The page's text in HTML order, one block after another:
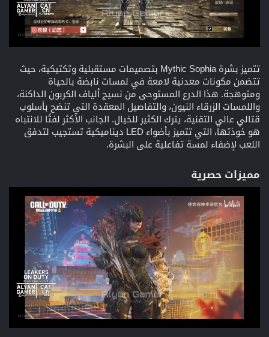
تتميز بشرة Mythic Sophia بتصميمات مستقبلية وتكتيكية، حيث
تتضمن مكونات معدنية لامعة في لمسات نابضة بالحياة
ومتوهجة. هذا الدرع المستوحى من نسيج ألياف الكربون الداكنة،
واللمسات الزرقاء النيون، والتفاصيل المعقدة التي تنضح بأسلوب
قتالي عالي التقنية، يترك الكثير للخيال. الجانب الأكثر لفتًا للانتباه
هو خوذتها، التي تتميز بأضواء LED ديناميكية تستجيب لتدفق
اللعب لإضفاء لمسة تفاعلية على البشرة.
مميزات حصرية​